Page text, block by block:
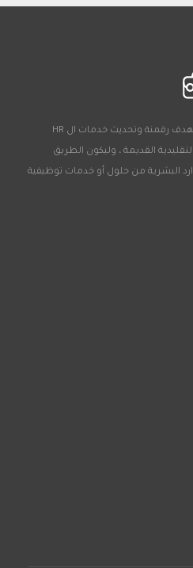
چوبيديا تطبيق جديد تم تطويره بهدف رقمنة وتحديث خدمات ال HR
القديمة ، وليكون الطريق
البشرية من حلول أو خدمات توظيفية